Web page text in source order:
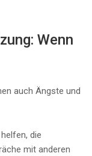
Wenn
auch Ängste und
die
mit anderen